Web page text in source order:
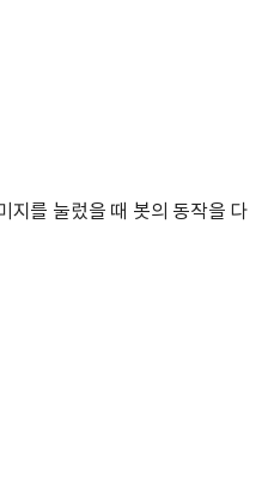
지를 눌렀을 때 봇의 동작을 다